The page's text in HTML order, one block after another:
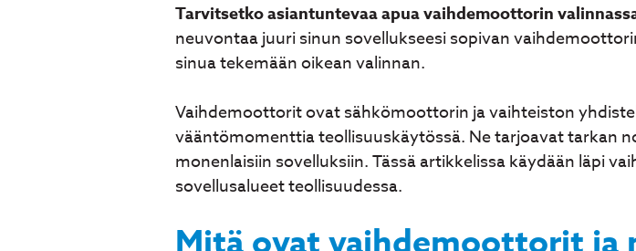
Tarvitsetko asiantuntevaa apua vaihdemoottorin
neuvontaa juuri sinun sovellukseesi sopivan
sinua tekemään oikean valinnan.
Vaihdemoottorit ovat sähkömoottorin ja vaihteiston
vääntömomenttia teollisuuskäytössä. Ne tarjoavat tarkan
monenlaisiin sovelluksiin. Tässä artikkelissa käydään läpi
sovellusalueet teollisuudessa.